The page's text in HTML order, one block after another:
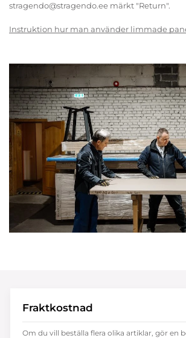
stragendo@stragendo.ee märkt "Return".
Instruktion hur man använder limmade
Fraktkostnad
Om du vill beställa flera olika artiklar, gör en